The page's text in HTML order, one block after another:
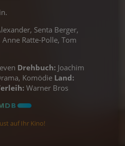
Senta Berger,
Ratte-Polle, Tom
Drehbuch: Joachim
Komödie Land:
Warner Bros
auf Ihr Kino!